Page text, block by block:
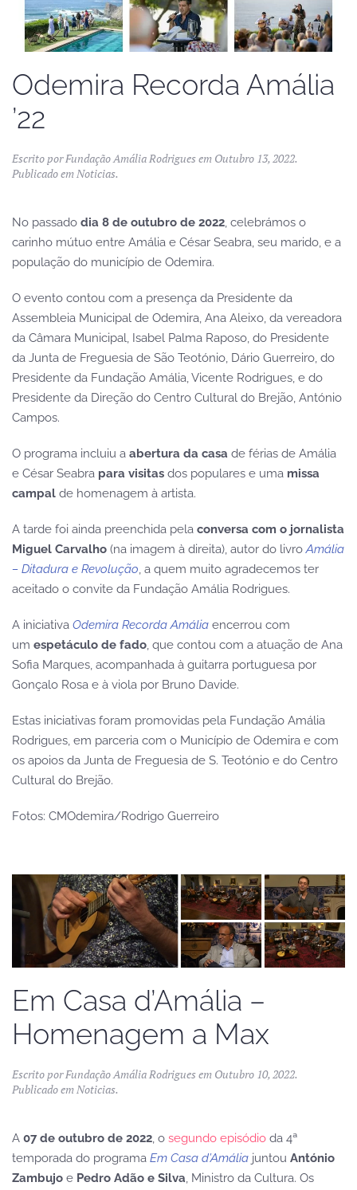
Odemira Recorda Amália
’22
Escrito porFundação Amália Rodriguesem Outubro 13, 2022.
Publicado emNoticias.
No passado dia 8 de outubro de 2022, celebrámos o
carinho mútuo entre Amália e César Seabra, seu marido, e a
população do município de Odemira.
O evento contou com a presença da Presidente da
Assembleia Municipal de Odemira, Ana Aleixo, da vereadora
da Câmara Municipal, Isabel Palma Raposo, do Presidente
da Junta de Freguesia de São Teotónio, Dário Guerreiro, do
Presidente da Fundação Amália, Vicente Rodrigues, e do
Presidente da Direção do Centro Cultural do Brejão, António
Campos.
O programa incluiu a abertura da casa de férias de Amália
e César Seabra para visitas dos populares e uma missa
campal de homenagem à artista.
A tarde foi ainda preenchida pela conversa com o jornalista
Miguel Carvalho (na imagem à direita), autor do livroAmália
– Ditadura e Revolução, a quem muito agradecemos ter
aceitado o convite da Fundação Amália Rodrigues.
A iniciativa Odemira Recorda Amália encerrou com
um espetáculo de fado, que contou com a atuação de Ana
Sofia Marques, acompanhada à guitarra portuguesa por
Gonçalo Rosa e à viola por Bruno Davide.
Estas iniciativas foram promovidas pela Fundação Amália
Rodrigues, em parceria com o Município de Odemira e com
os apoios da Junta de Freguesia de S. Teotónio e do Centro
Cultural do Brejão.
Fotos: CMOdemira/Rodrigo Guerreiro
Em Casa d’Amália –
Homenagem a Max
Escrito porFundação Amália Rodriguesem Outubro 10, 2022.
Publicado emNoticias.
A 07 de outubro de 2022, o segundo episódio da 4ª
temporada do programa Em Casa d’Amália juntou António
Zambujo e Pedro Adão e Silva, Ministro da Cultura. Os